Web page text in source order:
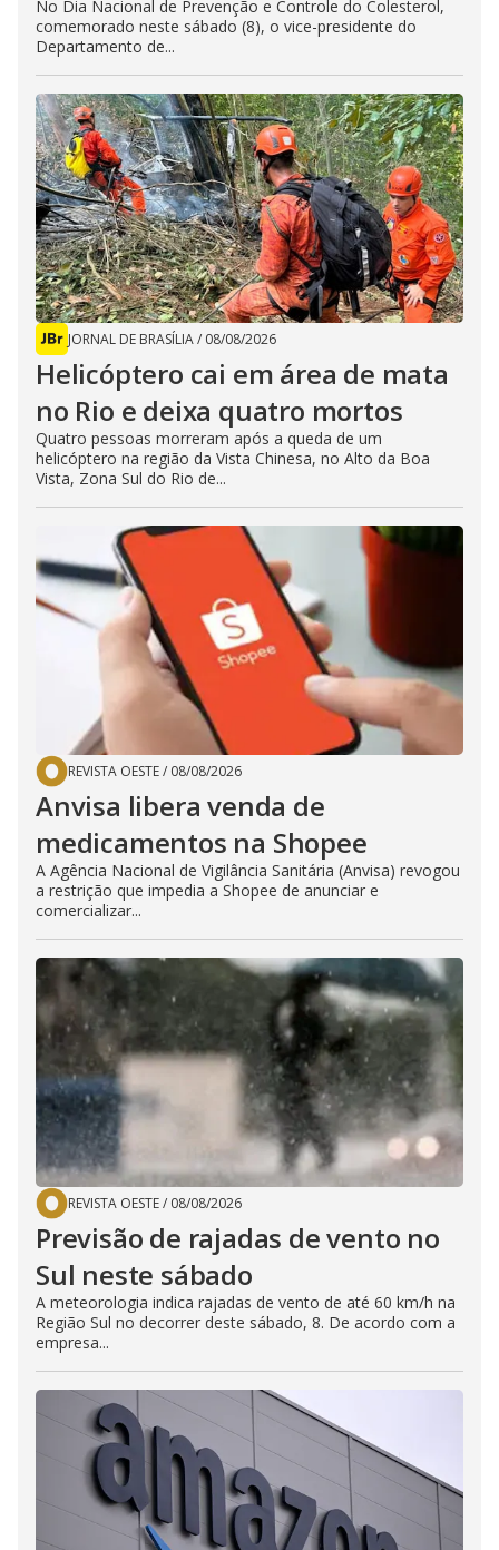
No Dia Nacional de Prevenção e Controle do Colesterol,
comemorado neste sábado (8), o vice-presidente do
Departamento de...
JORNAL DE BRASÍLIA/ 08/08/2026
Helicóptero cai em área de mata
no Rio e deixa quatro mortos
Quatro pessoas morreram após a queda de um
helicóptero na região da Vista Chinesa, no Alto da Boa
Vista, Zona Sul do Rio de...
REVISTA OESTE/ 08/08/2026
Anvisa libera venda de
medicamentos na Shopee
A Agência Nacional de Vigilância Sanitária (Anvisa) revogou
a restrição que impedia a Shopee de anunciar e
comercializar...
REVISTA OESTE/ 08/08/2026
Previsão de rajadas de vento no
Sul neste sábado
A meteorologia indica rajadas de vento de até 60 km/h na
Região Sul no decorrer deste sábado, 8. De acordo com a
empresa...